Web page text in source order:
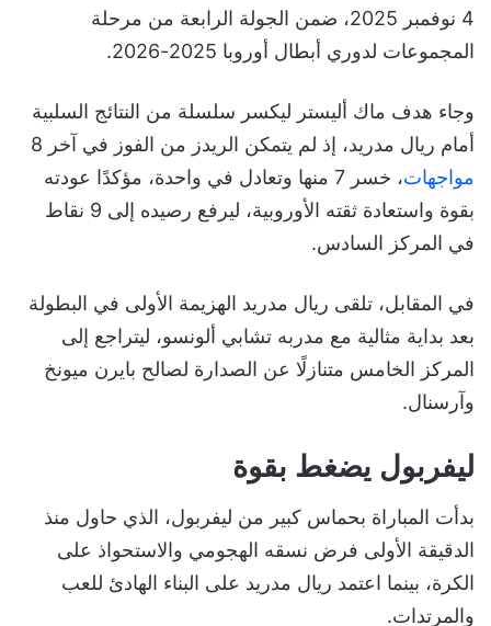
4 نوفمبر 2025، ضمن الجولة الرابعة من مرحلة
المجموعات لدوري أبطال أوروبا 2025-2026.
وجاء هدف ماك أليستر ليكسر سلسلة من النتائج السلبية
أمام ريال مدريد، إذ لم يتمكن الريدز من الفوز في آخر 8
مواجهات
، خسر 7 منها وتعادل في واحدة، مؤكدًا عودته
بقوة واستعادة ثقته الأوروبية، ليرفع رصيده إلى 9 نقاط
في المركز السادس.
في المقابل، تلقى ريال مدريد الهزيمة الأولى في البطولة
بعد بداية مثالية مع مدربه تشابي ألونسو، ليتراجع إلى
المركز الخامس متنازلًا عن الصدارة لصالح بايرن ميونخ
وآرسنال.
ليفربول يضغط بقوة
بدأت المباراة بحماس كبير من ليفربول، الذي حاول منذ
الدقيقة الأولى فرض نسقه الهجومي والاستحواذ على
الكرة، بينما اعتمد ريال مدريد على البناء الهادئ للعب
والمرتدات.